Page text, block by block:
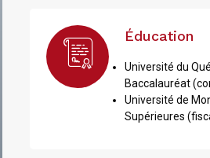
Éducation
Université du
Baccalauréat
Université de
Supérieures